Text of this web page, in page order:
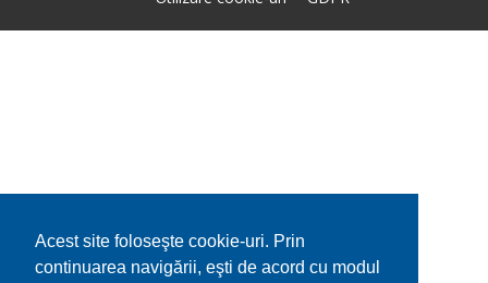
Acest site foloseşte cookie-uri. Prin
continuarea navigării, eşti de acord cu modul